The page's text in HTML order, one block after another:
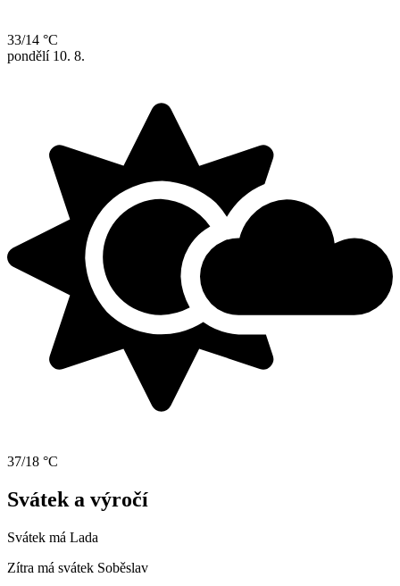
33/14 °C
pondělí 10. 8.
37/18 °C
Svátek a výročí
Svátek má Lada
Zítra má svátek Soběslav